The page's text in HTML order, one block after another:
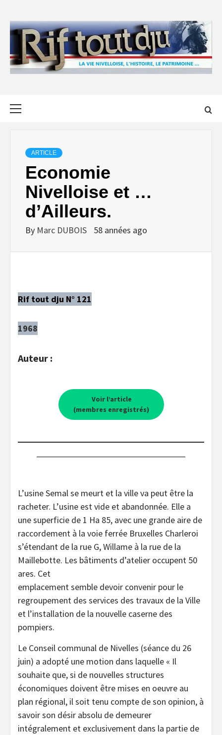
content
ARTICLE
Economie
Nivelloise et …
d’Ailleurs.
By Marc DUBOIS 58 années ago
Rif tout dju N° 121
1968
Auteur :
Voir l’article
(membres enregistrés)
L’usine Semal se meurt et la ville va peut être la
racheter. L’usine est vide et abandonnée. Elle a
une superficie de 1 Ha 85, avec une grande aire de
raccordement à la voie ferrée Bruxelles Charleroi
s’étendant de la rue G, Willame à la rue de la
Maillebotte. Les bâtiments d’atelier occupent 50
ares. Cet
emplacement semble devoir convenir pour le
regroupement des services des travaux de la Ville
et l’installation de la nouvelle caserne des
pompiers.
Le Conseil communal de Nivelles (séance du 26
juin) a adopté une motion dans laquelle « Il
souhaite que, si de nouvelles structures
économiques doivent être mises en oeuvre au
plan régional, il soit tenu compte de son opinion, à
savoir son désir absolu de demeurer
intégralement et exclusivement dans la partie de